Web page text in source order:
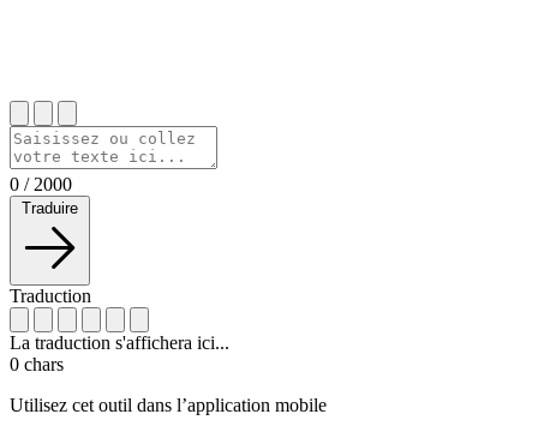
0 / 2000
Traduire
Traduction
La traduction s'affichera ici...
0 chars
Utilisez cet outil dans l’application mobile